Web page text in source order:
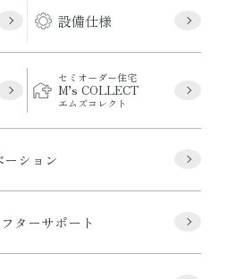
設備仕様
セミオーダー住宅
M’s COLLECT
エムズコレクト
ーション
ターサポート